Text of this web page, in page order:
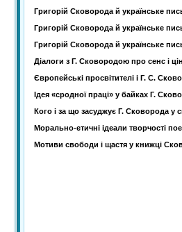
Григорій Сковорода й українське
Григорій Сковорода й українське
Григорій Сковорода й українське
Діалоги з Г. Сковородою про сенс і
Європейські просвітителі і Г. С.
Ідея «сродної праці» у байках Г.
Кого і за що засуджує Г. Сковорода у
Морально-етичні ідеали творчості
Мотиви свободи і щастя у книжці